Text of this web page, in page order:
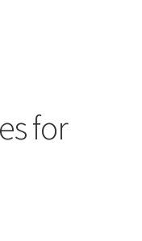
for